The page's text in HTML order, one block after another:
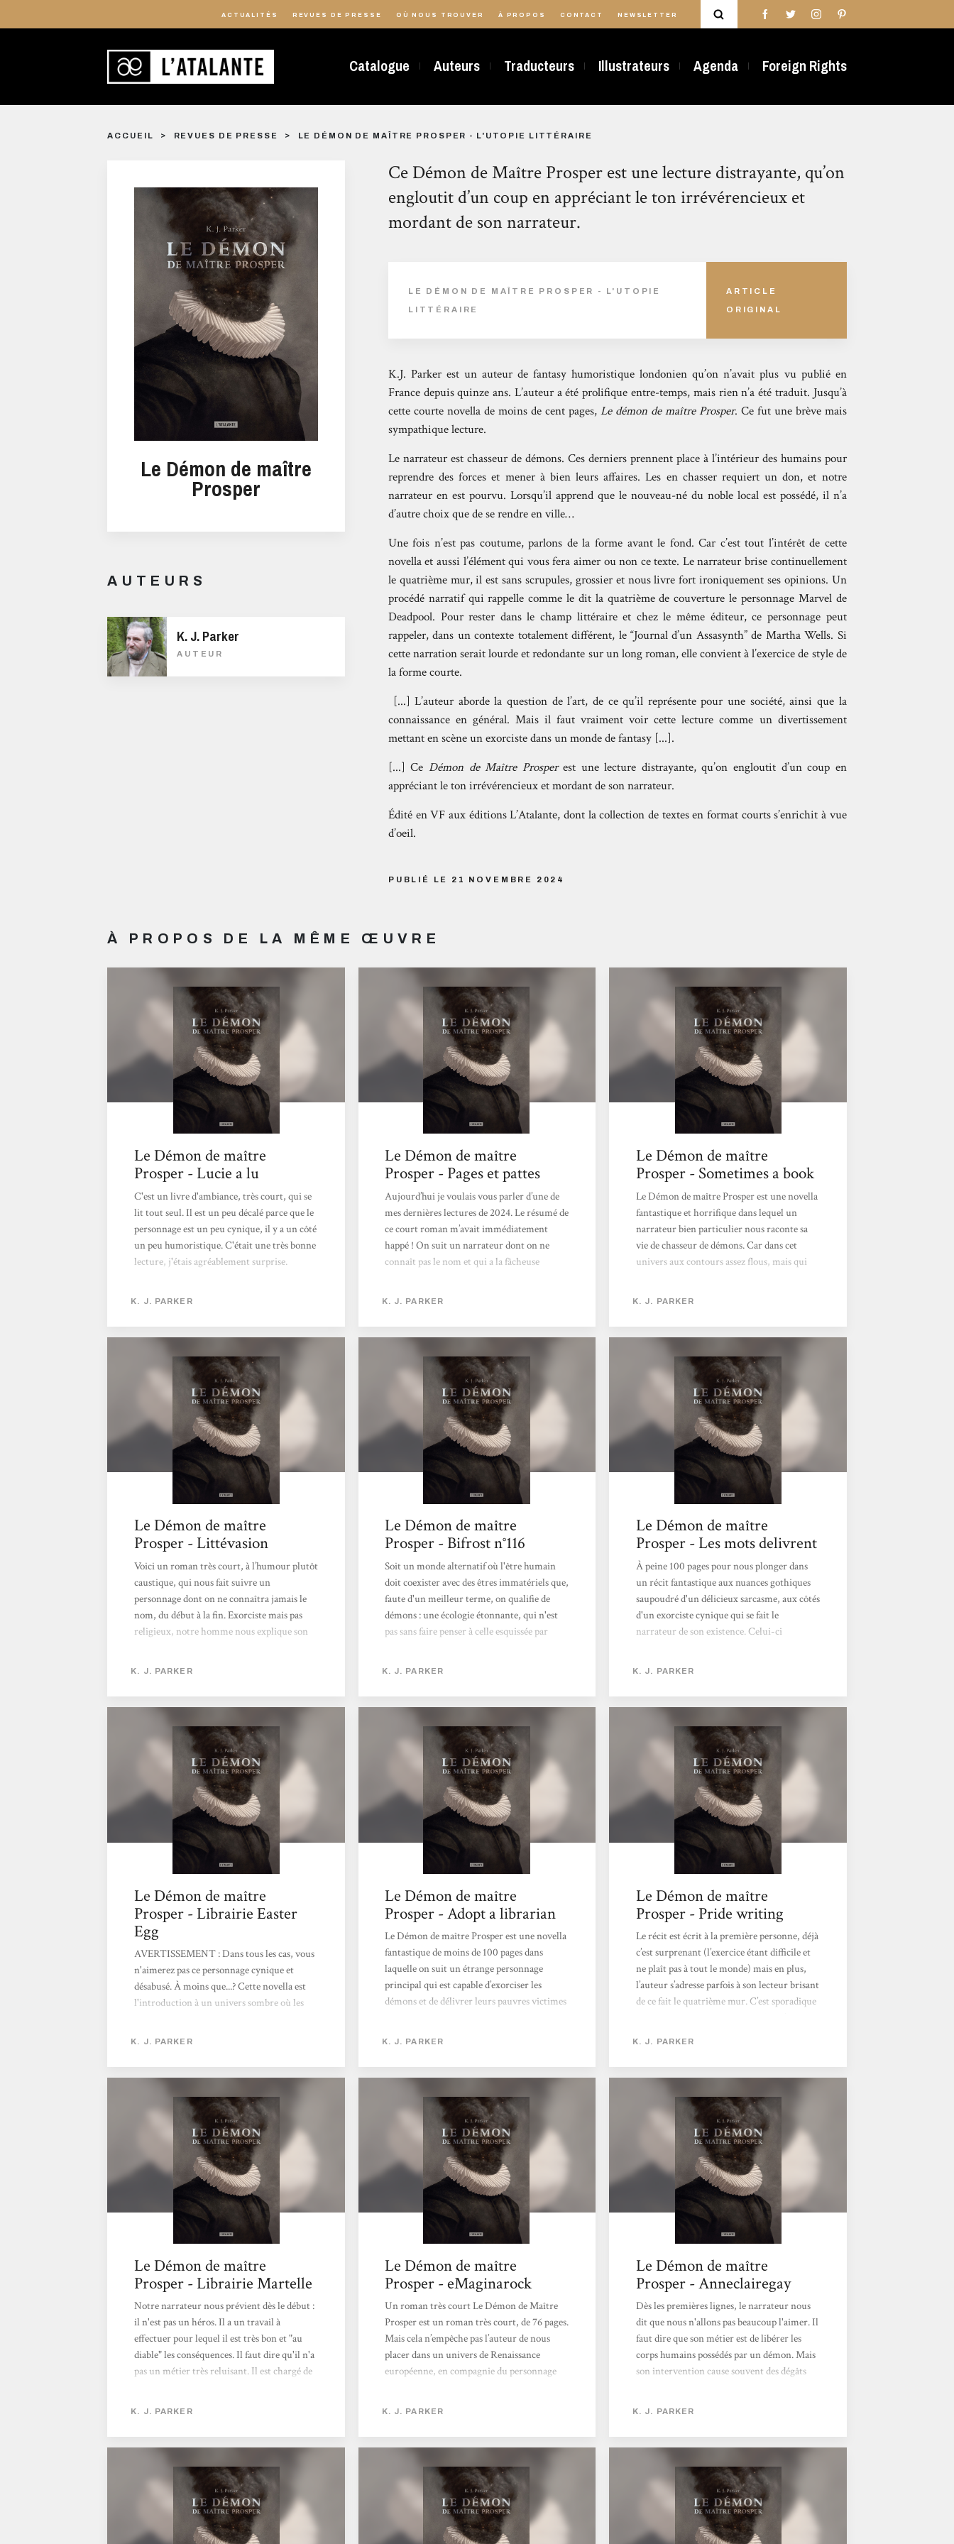
ACTUALITÉS REVUES DE PRESSE OÙ NOUS TROUVER À PROPOS CONTACT NEWSLETTER
Catalogue Auteurs Traducteurs Illustrateurs Agenda Foreign Rights
ACCUEIL REVUES DE PRESSE LE DÉMON DE MAÎTRE PROSPER - L'UTOPIE LITTÉRAIRE
Le Démon de maître
Prosper
AUTEURS
K. J. Parker
AUTEUR
Ce Démon de Maître Prosper est une lecture distrayante, qu’on
engloutit d’un coup en appréciant le ton irrévérencieux et
mordant de son narrateur.
LE DÉMON DE MAÎTRE PROSPER - L'UTOPIE
LITTÉRAIRE
ARTICLE
ORIGINAL
K.J. Parker est un auteur de fantasy humoristique londonien qu’on n’avait plus vu publié en
France depuis quinze ans. L’auteur a été prolifique entre-temps, mais rien n’a été traduit. Jusqu’à
cette courte novella de moins de cent pages, Le démon de maître Prosper. Ce fut une brève mais
sympathique lecture.
Le narrateur est chasseur de démons. Ces derniers prennent place à l’intérieur des humains pour
reprendre des forces et mener à bien leurs affaires. Les en chasser requiert un don, et notre
narrateur en est pourvu. Lorsqu’il apprend que le nouveau-né du noble local est possédé, il n’a
d’autre choix que de se rendre en ville…
Une fois n’est pas coutume, parlons de la forme avant le fond. Car c’est tout l’intérêt de cette
novella et aussi l’élément qui vous fera aimer ou non ce texte. Le narrateur brise continuellement
le quatrième mur, il est sans scrupules, grossier et nous livre fort ironiquement ses opinions. Un
procédé narratif qui rappelle comme le dit la quatrième de couverture le personnage Marvel de
Deadpool. Pour rester dans le champ littéraire et chez le même éditeur, ce personnage peut
rappeler, dans un contexte totalement différent, le “Journal d’un Assasynth” de Martha Wells. Si
cette narration serait lourde et redondante sur un long roman, elle convient à l’exercice de style de
la forme courte.
[...] L’auteur aborde la question de l’art, de ce qu’il représente pour une société, ainsi que la
connaissance en général. Mais il faut vraiment voir cette lecture comme un divertissement
mettant en scène un exorciste dans un monde de fantasy [...].
[...] Ce Démon de Maître Prosperest une lecture distrayante, qu’on engloutit d’un coup en
appréciant le ton irrévérencieux et mordant de son narrateur.
Édité en VF aux éditions L’Atalante, dont la collection de textes en format courts s’enrichit à vue
d’oeil.
PUBLIÉ LE 21 NOVEMBRE 2024
À PROPOS DE LA MÊME ŒUVRE
Le Démon de maître
Prosper - Lucie a lu
C'est un livre d'ambiance, très court, qui se
lit tout seul. Il est un peu décalé parce que le
personnage est un peu cynique, il y a un côté
un peu humoristique. C'était une très bonne
lecture, j'étais agréablement surprise.
K. J. PARKER
Le Démon de maître
Prosper - Pages et pattes
Aujourd’hui je voulais vous parler d’une de
mes dernières lectures de 2024. Le résumé de
ce court roman m’avait immédiatement
happé ! On suit un narrateur dont on ne
connaît pas le nom et qui a la fâcheuse
délicieux cocktail nous entraîne dans une
exorciste qui a pour mission de déloger les
démons qui s’installent dans le corps des
humains. Le problème ? Une perception tout
à fait personnelle...
K. J. PARKER
Le Démon de maître
Prosper - Sometimes a book
Le Démon de maître Prosper est une novella
fantastique et horrifique dans lequel un
narrateur bien particulier nous raconte sa
vie de chasseur de démons. Car dans cet
univers aux contours assez flous, mais qui
C’est ce qui va arriver au nouveau-né de la
démon, ennemi de longue date de notre
narrateur. Problème pour notre narrateur,
les exorcismes qu’il pratique entraîne la
plupart du temps la mort de l’hôte....
K. J. PARKER
Le Démon de maître
Prosper - Littévasion
Voici un roman très court, à l’humour plutôt
caustique, qui nous fait suivre un
personnage dont on ne connaîtra jamais le
nom, du début à la fin. Exorciste mais pas
religieux, notre homme nous explique son
qu’ils peuvent ou ne peuvent pas faire, les
statut particulier de celui qui le pratique, car
doté d’un pouvoir que peu possèdent.
L’intrigue est bien menée, le style
réjouissant, et nous avons affaire...
K. J. PARKER
Le Démon de maître
Prosper - Bifrost n°116
Soit un monde alternatif où l'être humain
doit coexister avec des êtres immatériels que,
faute d'un meilleur terme, on qualifie de
démons : une écologie étonnante, qui n'est
pas sans faire penser à celle esquissée par
passage, un certain nombre de désagréments
pénibles voire insupportables. Par chance
(ou non, comme l'anti-héros de cette
histoire le signifie assez vite), leur activité
peut être régulée...
K. J. PARKER
Le Démon de maître
Prosper - Les mots delivrent
À peine 100 pages pour nous plonger dans
un récit fantastique aux nuances gothiques
saupoudré d'un délicieux sarcasme, aux côtés
d'un exorciste cynique qui se fait le
narrateur de son existence. Celui-ci
également capable d'extraire ces démons de
au passage.Le ton persifleur et railleur
adopté par le narrateur est jubilatoire, en
plus du style sardonique de l'auteur qui brise
et brouille la limite entre la narration et les
lecteurices....
K. J. PARKER
Le Démon de maître
Prosper - Librairie Easter
Egg
AVERTISSEMENT : Dans tous les cas, vous
n'aimerez pas ce personnage cynique et
désabusé. À moins que...? Cette novella est
l'introduction à un univers sombre où les
comme des parasites immortels. Et il s'avère
narrateur qui s'emploie à sa tâche sans le
pour son hôte). Un petit régal, souligné par
un humour proche de Pratchett, avec cette
abondance de détails qui rend les choses à la
fois concrètes et absurdes. Si les personnages
Géralt...
K. J. PARKER
Le Démon de maître
Prosper - Adopt a librarian
Le Démon de maître Prosper est une novella
fantastique de moins de 100 pages dans
laquelle on suit un étrange personnage
principal qui est capable d’exorciser les
démons et de délivrer leurs pauvres victimes
être tranquille. Le narrateur prévient tout
récit : il est antipathique, détestable et a peu
de valeur morale. [...] Si l’intrigue de base est
classique avec ces histoires de démons...
K. J. PARKER
Le Démon de maître
Prosper - Pride writing
Le récit est écrit à la première personne, déjà
c’est surprenant (l’exercice étant difficile et
ne plaît pas à tout le monde) mais en plus,
l’auteur s’adresse parfois à son lecteur brisant
de ce fait le quatrième mur. C’est sporadique
adoré et qui m’a fait sourire quelques fois.
car les pensées du protagoniste digresse....
K. J. PARKER
Le Démon de maître
Prosper - Librairie Martelle
Notre narrateur nous prévient dès le début :
il n'est pas un héros. Il a un travail à
effectuer pour lequel il est très bon et "au
diable" les conséquences. Il faut dire qu'il n'a
pas un métier très reluisant. Il est chargé de
tâche va se révéler plus ardue...Texte court
aussi drôle que pragmatique, vous risquez,
comme moi, d'attendre d'autres aventures
désespérément...
K. J. PARKER
Le Démon de maître
Prosper - eMaginarock
Un roman très court Le Démon de Maître
Prosper est un roman très court, de 76 pages.
Mais cela n’empêche pas l’auteur de nous
placer dans un univers de Renaissance
européenne, en compagnie du personnage
semble intéressant, mais la manière dont K.
encore plus prenante. Les personnages vont
et viennent, les dialogues démoniaques
s’enchaînent pour le plus grand plaisir du
K. J. PARKER
Le Démon de maître
Prosper - Anneclairegay
Dès les premières lignes, le narrateur nous
dit que nous n'allons pas beaucoup l'aimer. Il
faut dire que son métier est de libérer les
corps humains possédés par un démon. Mais
son intervention cause souvent des dégâts
démon s'est le corps rêvé pour y prendre ses
héros va devoir parlement avec le démon
pour arriver à un final explosif.Ce court
roman fantastique est un ovni avec un
K. J. PARKER